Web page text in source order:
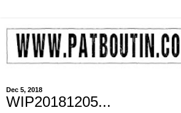
Dec 5, 2018
WIP20181205...